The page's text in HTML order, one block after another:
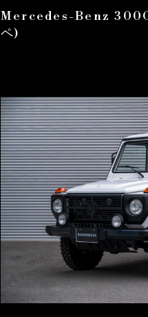
Mercedes-Benz
ペ)